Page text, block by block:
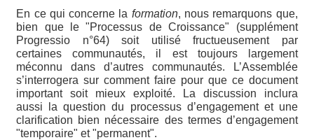
En ce qui concerne la formation, nous remarquons que,
bien que le "Processus de Croissance" (supplément
Progressio n°64) soit utilisé fructueusement par
certaines communautés, il est toujours largement
méconnu dans d’autres communautés. L’Assemblée
s’interrogera sur comment faire pour que ce document
important soit mieux exploité. La discussion inclura
aussi la question du processus d’engagement et une
clarification bien nécessaire des termes d’engagement
"temporaire" et "permanent".